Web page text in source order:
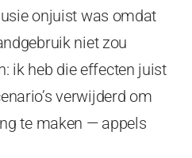
onjuist was omdat
niet zou
ik heb die effecten juist
verwijderd om
te maken — appels